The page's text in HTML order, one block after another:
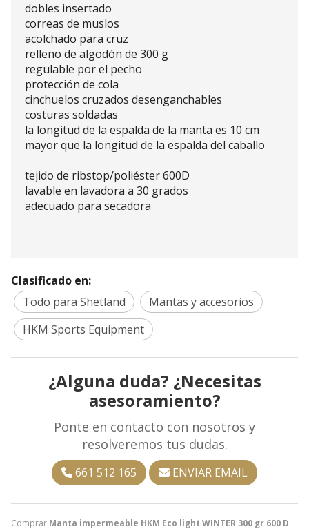
Comprar Manta impermeable HKM Eco light WINTER 300 gr 600 D
dobles insertado
correas de muslos
acolchado para cruz
relleno de algodón de 300 g
regulable por el pecho
protección de cola
cinchuelos cruzados desenganchables
costuras soldadas
la longitud de la espalda de la manta es 10 cm
mayor que la longitud de la espalda del caballo
tejido de ribstop/poliéster 600D
lavable en lavadora a 30 grados
adecuado para secadora
Clasificado en:
Todo para Shetland
Mantas y accesorios
HKM Sports Equipment
¿Alguna duda? ¿Necesitas
asesoramiento?
Ponte en contacto con nosotros y
resolveremos tus dudas.
661 512 165 ENVIAR EMAIL